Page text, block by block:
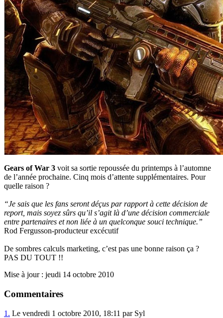
Gears of War 3 voit sa sortie repoussée du printemps à l’automne
de l’année prochaine. Cinq mois d’attente supplémentaires. Pour
quelle raison ?
“Je sais que les fans seront déçus par rapport à cette décision de
report, mais soyez sûrs qu’il s’agit là d’une décision commerciale
entre partenaires et non liée à un quelconque souci technique.”
Rod Fergusson-producteur excécutif
De sombres calculs marketing, c’est pas une bonne raison ça ?
PAS DU TOUT !!
Mise à jour : jeudi 14 octobre 2010
Commentaires
1. Le vendredi 1 octobre 2010, 18:11 par Syl